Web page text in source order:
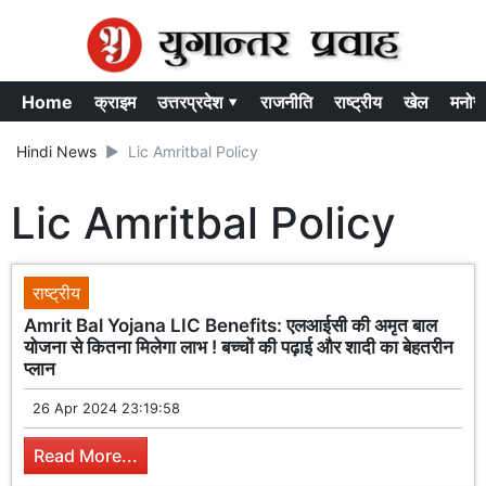
Home क्राइम उत्तरप्रदेश ▾ राजनीति राष्ट्रीय खेल
Hindi News Lic Amritbal Policy
Lic Amritbal Policy
राष्ट्रीय
Amrit Bal Yojana LIC Benefits: एलआईसी की अमृत बाल
योजना से कितना मिलेगा लाभ ! बच्चों की पढ़ाई और शादी का बेहतरीन
प्लान
26 Apr 2024 23:19:58
Read More...